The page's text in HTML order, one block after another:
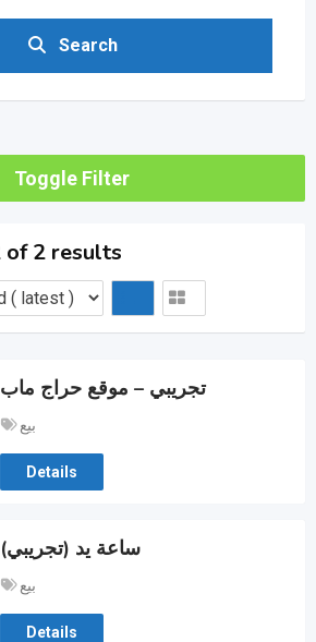
Search
Toggle Filter
of 2 results
تجريبي – موقع حراج ماب
بيع
Details
ساعة يد (تجريبي)
بيع
Details